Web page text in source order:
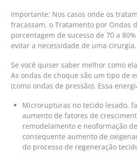
Importante: Nos casos onde os
fracassam, o Tratamento por Ondas
porcentagem de sucesso de 70 a
evitar a necessidade de uma cirurgia.
Se você quiser saber melhor como
As ondas de choque são um tipo de
(como ondas de pressão). Essa
Microrupturas no tecido lesado,
aumento de fatores de
remodelamento e neoformação
consequente aumento de
do processo de regeneração